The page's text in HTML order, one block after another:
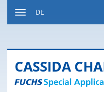
Inhalt
DE
CAS­SI­DA